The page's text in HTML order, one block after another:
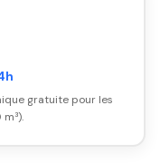
gratuite pour les